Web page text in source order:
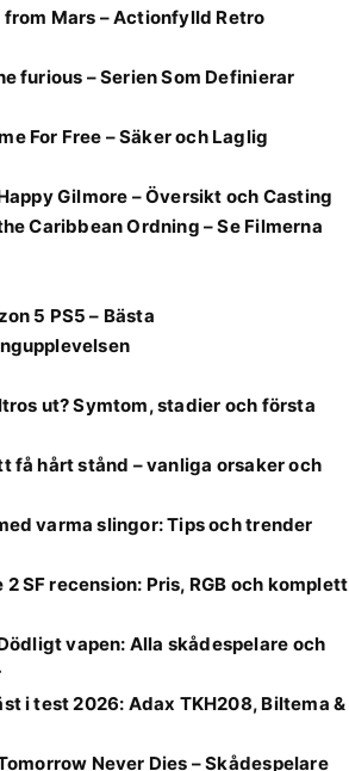
from Mars – Actionfylld Retro
furious – Serien Som Definierar
For Free – Säker och Laglig
Gilmore – Översikt och Casting
Caribbean Ordning – Se Filmerna
5 PS5 – Bästa
ut? Symtom, stadier och första
få hårt stånd – vanliga orsaker och
varma slingor: Tips och trender
2 SF recension: Pris, RGB och komplett
vapen: Alla skådespelare och
i test 2026: Adax TKH208, Biltema &
Never Dies – Skådespelare